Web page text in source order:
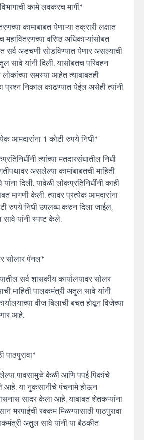
कामे लवकरच मार्गी*
कामाबाबत येणाऱ्या तक्रारी लक्षात
वरिष्ठ अधिकाऱ्यांसोबत
सर्व अडचणी सोडविण्यात येणार असल्याची
सावे यांनी दिली. यासोबतच परिवहन
लोकांच्या समस्या आहेत त्याबाबतही
निकाल काढण्यात येईल असेही त्यांनी
आमदारांना 1 कोटी रुपये निधी*
त्यांच्या मतदारसंघातील निधी
असलेल्या कामांबाबतची माहिती
दिली. यावेळी लोकप्रतिनिधींनी काही
मागणी केली. त्यावर प्रत्येक आमदारांना
रुपये निधी उपलब्ध करुन दिला जाईल,
यांनी स्पष्ट केले.
सोलार पॅनल*
सर्व शासकीय कार्यालयावर सोलर
माहिती पालकमंत्री अतुल सावे यांनी
वीज बिलाची बचत होवून विजेच्या
आहे.
पाठपुरावा*
पावसामुळे केळी आणि पपई पिकांचे
आहे. या नुकसानीचे पंचनामे होऊन
सादर केला आहे. याबाबत शेतकऱ्यांना
भरपाईची रक्कम मिळण्यासाठी पाठपुरावा
अतुल सावे यांनी या बैठकीत